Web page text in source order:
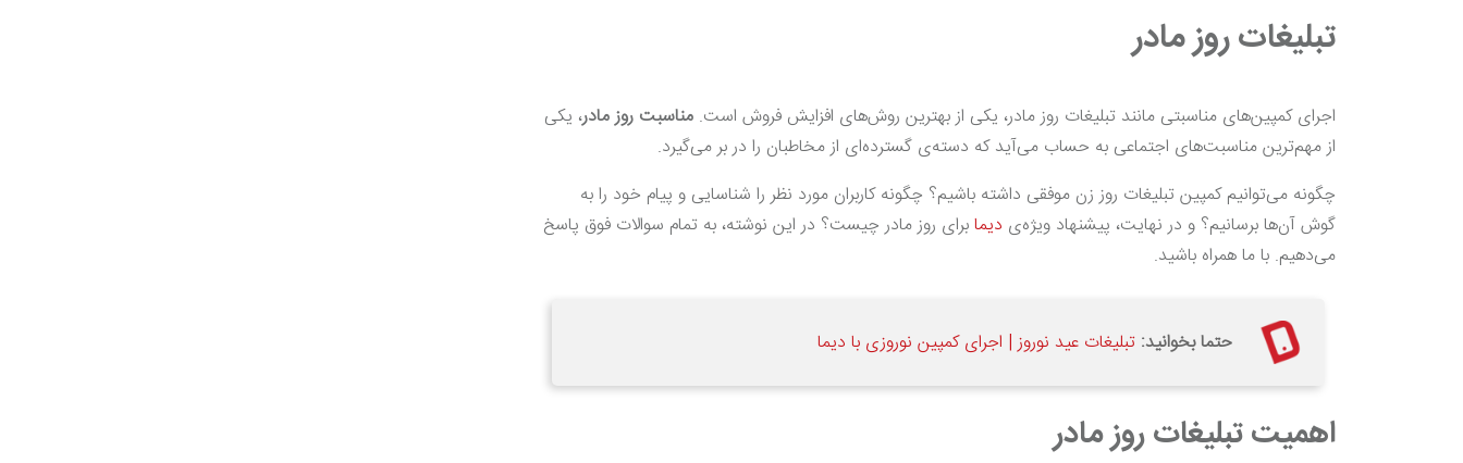
تبلیغات روز مادر
اجرای کمپین‌های مناسبتی مانند تبلیغات روز مادر، یکی از بهترین روش‌های افزایش فروش است. مناسبت روز مادر، یکی
از مهم‌ترین مناسبت‌های اجتماعی به حساب می‌آید که دسته‌ی گسترده‌ای از مخاطبان را در بر می‌گیرد.
چگونه می‌توانیم کمپین تبلیغات روز زن موفقی داشته باشیم؟ چگونه کاربران مورد نظر را شناسایی و پیام خود را به
گوش آن‌ها برسانیم؟ و در نهایت، پیشنهاد ویژه‌ی دیمابرای روز مادر چیست؟ در این نوشته، به تمام سوالات فوق پاسخ
می‌دهیم. با ما همراه باشید.
حتما بخوانید: تبلیغات عید نوروز | اجرای کمپین نوروزی با دیما
اهمیت تبلیغات روز مادر